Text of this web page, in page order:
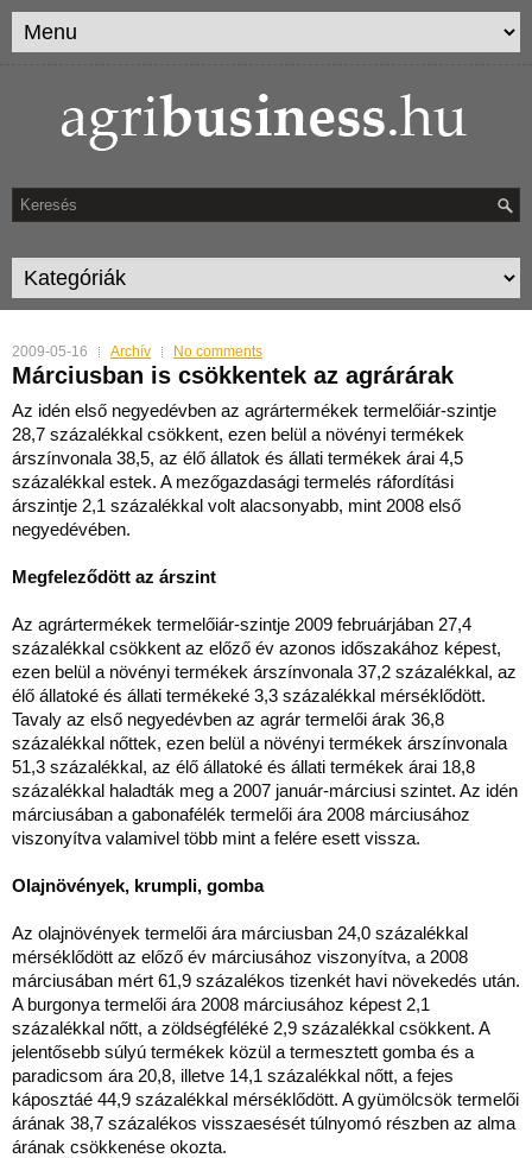
2009-05-16 Archív No comments
Márciusban is csökkentek az agrárárak
Az idén első negyedévben az agrártermékek termelőiár-szintje
28,7 százalékkal csökkent, ezen belül a növényi termékek
árszínvonala 38,5, az élő állatok és állati termékek árai 4,5
százalékkal estek. A mezőgazdasági termelés ráfordítási
árszintje 2,1 százalékkal volt alacsonyabb, mint 2008 első
negyedévében.
Megfeleződött az árszint
Az agrártermékek termelőiár-szintje 2009 februárjában 27,4
százalékkal csökkent az előző év azonos időszakához képest,
ezen belül a növényi termékek árszínvonala 37,2 százalékkal, az
élő állatoké és állati termékeké 3,3 százalékkal mérséklődött.
Tavaly az első negyedévben az agrár termelői árak 36,8
százalékkal nőttek, ezen belül a növényi termékek árszínvonala
51,3 százalékkal, az élő állatoké és állati termékek árai 18,8
százalékkal haladták meg a 2007 január-márciusi szintet. Az idén
márciusában a gabonafélék termelői ára 2008 márciusához
viszonyítva valamivel több mint a felére esett vissza.
Olajnövények, krumpli, gomba
Az olajnövények termelői ára márciusban 24,0 százalékkal
mérséklődött az előző év márciusához viszonyítva, a 2008
márciusában mért 61,9 százalékos tizenkét havi növekedés után.
A burgonya termelői ára 2008 márciusához képest 2,1
százalékkal nőtt, a zöldségféléké 2,9 százalékkal csökkent. A
jelentősebb súlyú termékek közül a termesztett gomba és a
paradicsom ára 20,8, illetve 14,1 százalékkal nőtt, a fejes
káposztáé 44,9 százalékkal mérséklődött. A gyümölcsök termelői
árának 38,7 százalékos visszaesését túlnyomó részben az alma
árának csökkenése okozta.